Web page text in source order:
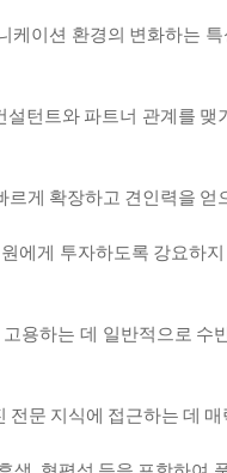
케이션 환경의 변화하는 특
설턴트와 파트너 관계를 맺
르게 확장하고 견인력을 얻
에게 투자하도록 강요하지
고용하는 데 일반적으로 수
전문 지식에 접근하는 데 매